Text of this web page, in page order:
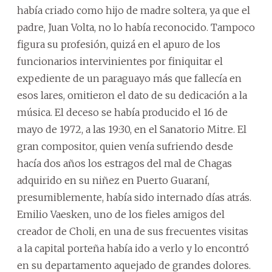
había criado como hijo de madre soltera, ya que el
padre, Juan Volta, no lo había reconocido. Tampoco
figura su profesión, quizá en el apuro de los
funcionarios intervinientes por finiquitar el
expediente de un paraguayo más que fallecía en
esos lares, omitieron el dato de su dedicación a la
música. El deceso se había producido el 16 de
mayo de 1972, a las 19:30, en el Sanatorio Mitre. El
gran compositor, quien venía sufriendo desde
hacía dos años los estragos del mal de Chagas
adquirido en su niñez en Puerto Guaraní,
presumiblemente, había sido internado días atrás.
Emilio Vaesken, uno de los fieles amigos del
creador de Choli, en una de sus frecuentes visitas
a la capital porteña había ido a verlo y lo encontró
en su departamento aquejado de grandes dolores.